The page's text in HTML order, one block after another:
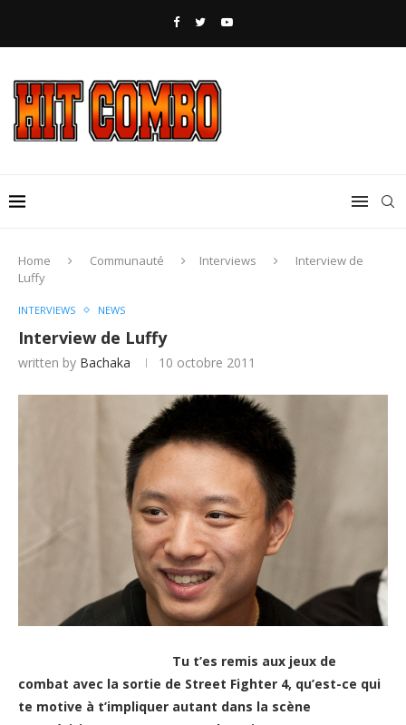
Home Communauté Interviews
Interview de
Luffy
INTERVIEWS NEWS
Interview de Luffy
written by Bachaka 10 octobre 2011
Tu t’es remis aux jeux de
combat avec la sortie de Street Fighter 4, qu’est-ce qui
te motive à t’impliquer autant dans la scène